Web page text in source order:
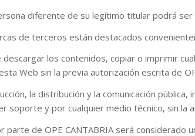
diferente de su legítimo titular podrá
de terceros están destacados
los contenidos, copiar o imprimir
Web sin la previa autorización escrita de
la distribución y la comunicación
soporte y por cualquier medio técnico, sin la
de OPE CANTABRIA será